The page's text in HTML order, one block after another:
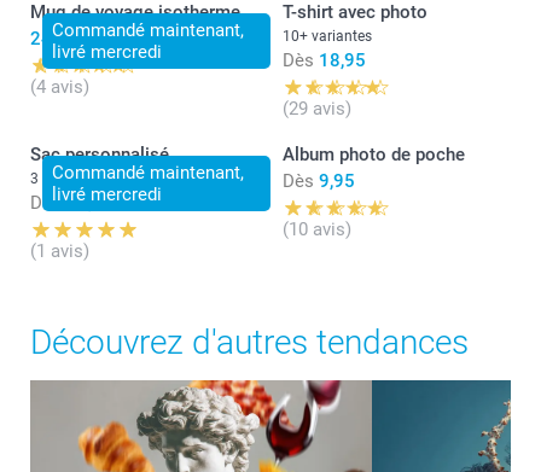
Commandé maintenant,
livré mercredi
Mug de voyage isotherme
24,95
(4 avis)
T-shirt avec photo
10+ variantes
Dès 18,95
(29 avis)
Commandé maintenant,
livré mercredi
Sac personnalisé
3 variantes
Dès 16,95
(1 avis)
Album photo de poche
Dès 9,95
(10 avis)
Découvrez d'autres tendances